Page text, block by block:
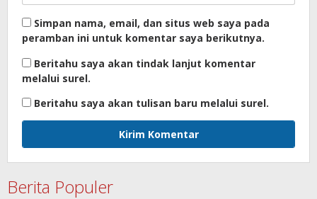
Simpan nama, email, dan situs web saya pada
peramban ini untuk komentar saya berikutnya.
Beritahu saya akan tindak lanjut komentar
melalui surel.
Beritahu saya akan tulisan baru melalui surel.
Berita Populer